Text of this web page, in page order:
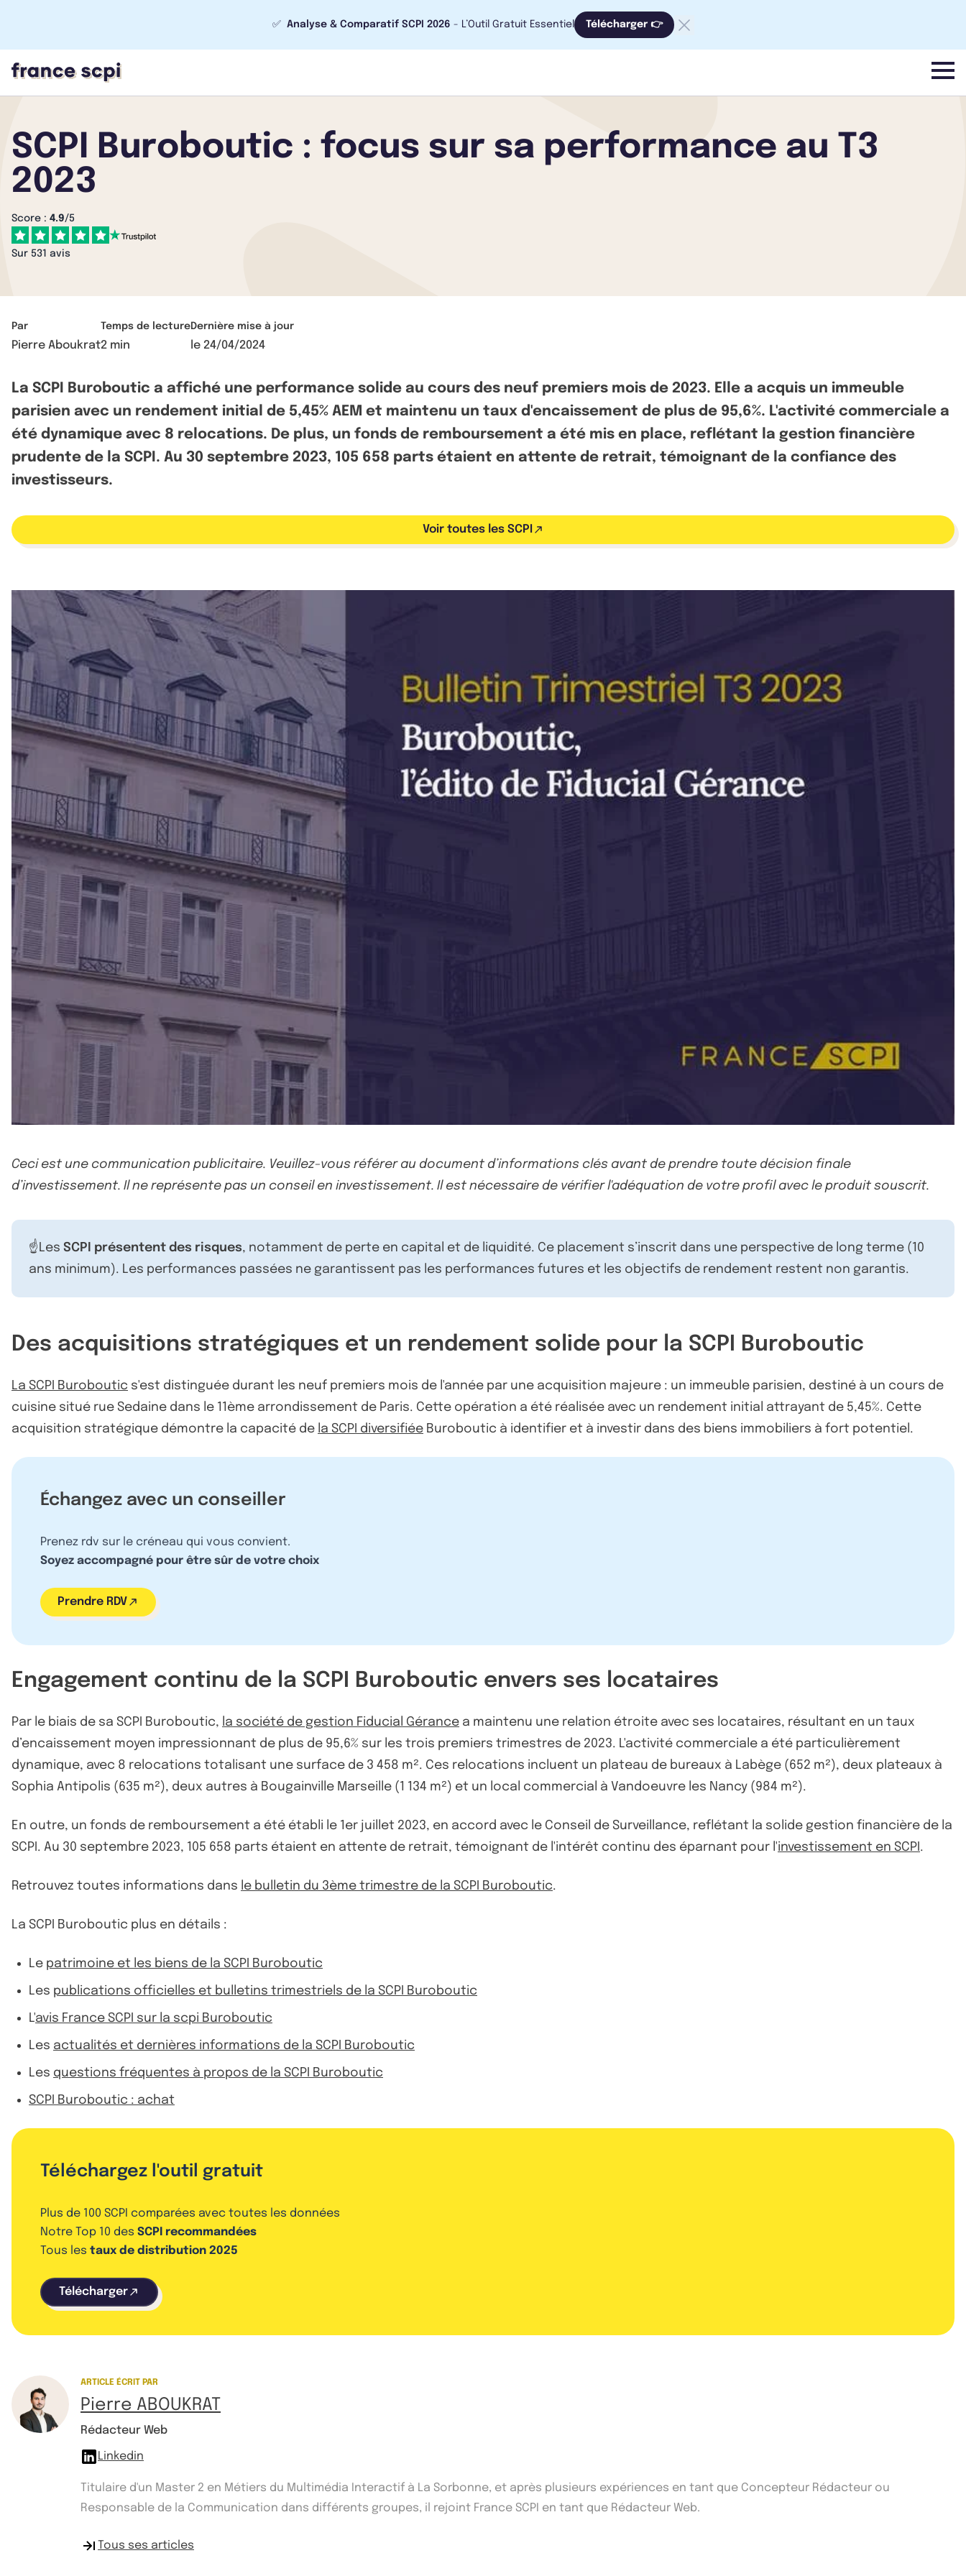
✅ Analyse & Comparatif SCPI 2026 - L’Outil Gratuit Essentiel Télécharger 👉
menu
SCPI Buroboutic : focus sur sa performance au T3
2023
Score : 4.9/5
Sur 531 avis
Par
Pierre Aboukrat
Temps de lecture
2 min
Dernière mise à jour
le 24/04/2024
La SCPI Buroboutic a affiché une performance solide au cours des neuf premiers mois de 2023. Elle a acquis un immeuble
parisien avec un rendement initial de 5,45% AEM et maintenu un taux d'encaissement de plus de 95,6%. L'activité commerciale a
été dynamique avec 8 relocations. De plus, un fonds de remboursement a été mis en place, reflétant la gestion financière
prudente de la SCPI. Au 30 septembre 2023, 105 658 parts étaient en attente de retrait, témoignant de la confiance des
investisseurs.
Voir toutes les SCPI
Ceci est une communication publicitaire. Veuillez-vous référer au document d’informations clés avant de prendre toute décision finale
d’investissement. Il ne représente pas un conseil en investissement. Il est nécessaire de vérifier l'adéquation de votre profil avec le produit souscrit.
☝️Les SCPI présentent des risques, notamment de perte en capital et de liquidité. Ce placement s’inscrit dans une perspective de long terme (10
ans minimum). Les performances passées ne garantissent pas les performances futures et les objectifs de rendement restent non garantis.
Des acquisitions stratégiques et un rendement solide pour la SCPI Buroboutic
La SCPI Buroboutic s'est distinguée durant les neuf premiers mois de l'année par une acquisition majeure : un immeuble parisien, destiné à un cours de
cuisine situé rue Sedaine dans le 11ème arrondissement de Paris. Cette opération a été réalisée avec un rendement initial attrayant de 5,45%. Cette
acquisition stratégique démontre la capacité de la SCPI diversifiée Buroboutic à identifier et à investir dans des biens immobiliers à fort potentiel.
Échangez avec un conseiller
Prenez rdv sur le créneau qui vous convient.
Soyez accompagné pour être sûr de votre choix
Prendre RDV
Engagement continu de la SCPI Buroboutic envers ses locataires
Par le biais de sa SCPI Buroboutic, la société de gestion Fiducial Gérance a maintenu une relation étroite avec ses locataires, résultant en un taux
d’encaissement moyen impressionnant de plus de 95,6% sur les trois premiers trimestres de 2023. L'activité commerciale a été particulièrement
dynamique, avec 8 relocations totalisant une surface de 3 458 m². Ces relocations incluent un plateau de bureaux à Labège (652 m²), deux plateaux à
Sophia Antipolis (635 m²), deux autres à Bougainville Marseille (1 134 m²) et un local commercial à Vandoeuvre les Nancy (984 m²).
En outre, un fonds de remboursement a été établi le 1er juillet 2023, en accord avec le Conseil de Surveillance, reflétant la solide gestion financière de la
SCPI. Au 30 septembre 2023, 105 658 parts étaient en attente de retrait, témoignant de l'intérêt continu des éparnant pour l'investissement en SCPI .
Retrouvez toutes informations dans le bulletin du 3ème trimestre de la SCPI Buroboutic.
La SCPI Buroboutic plus en détails :
Le patrimoine et les biens de la SCPI Buroboutic
Les publications officielles et bulletins trimestriels de la SCPI Buroboutic
L'avis France SCPI sur la scpi Buroboutic
Les actualités et dernières informations de la SCPI Buroboutic
Les questions fréquentes à propos de la SCPI Buroboutic
SCPI Buroboutic : achat
Téléchargez l'outil gratuit
Plus de 100 SCPI comparées avec toutes les données
Notre Top 10 des SCPI recommandées
Tous les taux de distribution 2025
Télécharger
ARTICLE ÉCRIT PAR
Pierre ABOUKRAT
Rédacteur Web
Linkedin
Titulaire d'un Master 2 en Métiers du Multimédia Interactif à La Sorbonne, et après plusieurs expériences en tant que Concepteur Rédacteur ou
Responsable de la Communication dans différents groupes, il rejoint France SCPI en tant que Rédacteur Web.
Tous ses articles